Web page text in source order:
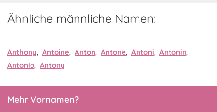
Ähnliche männliche Namen:
Anthony, Antoine, Anton, Antone, Antoni, Antonin,
Antonio, Antony
Mehr Vornamen?